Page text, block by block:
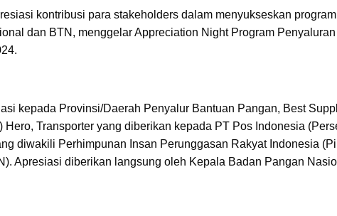
kontribusi para stakeholders dalam menyukseskan
dan BTN, menggelar Appreciation Night Program Penyaluran
kepada Provinsi/Daerah Penyalur Bantuan Pangan, Best
Transporter yang diberikan kepada PT Pos Indonesia
diwakili Perhimpunan Insan Perunggasan Rakyat Indonesia
Apresiasi diberikan langsung oleh Kepala Badan Pangan